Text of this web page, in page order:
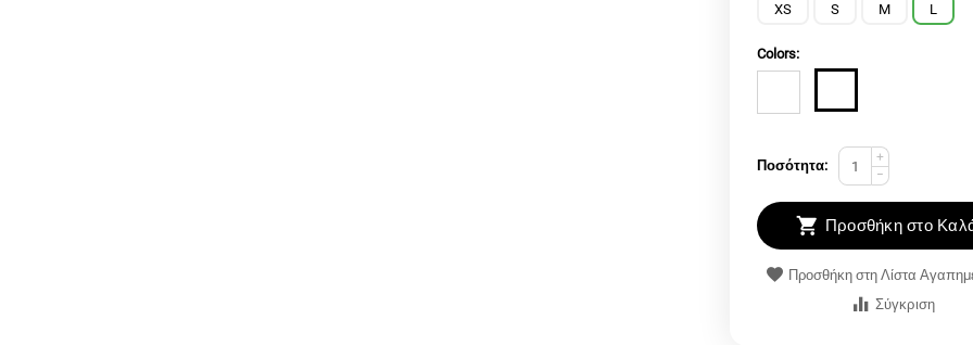
XS S M L
Colors:
Ποσότητα:
+
−
Προσθήκη στο
Προσθήκη στη Λίστα
Σύγκριση